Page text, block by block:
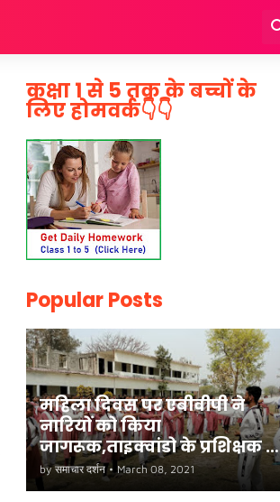
कक्षा 1 से 5 तक के बच्चों के
लिए होमवर्क👇👇
Popular Posts
महिला दिवस पर एबीवीपी ने
नारियों को किया
जागरूक,ताइक्वांडो के प्रशिक्षक ने
छात्राओं को सुरक्षा के टिप्स दिए
by समाचार दर्शन • March 08, 2021